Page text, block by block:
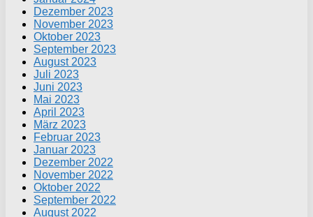
Dezember 2023
November 2023
Oktober 2023
September 2023
August 2023
Juli 2023
Juni 2023
Mai 2023
April 2023
März 2023
Februar 2023
Januar 2023
Dezember 2022
November 2022
Oktober 2022
September 2022
August 2022